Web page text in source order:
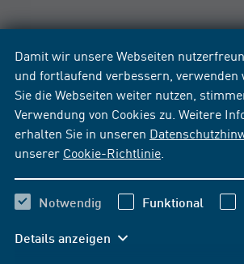
Damit wir unsere Webseiten
und fortlaufend verbessern, verwenden
Sie die Webseiten weiter nutzen,
Verwendung von Cookies zu. Weitere
erhalten Sie in unseren
unserer Cookie-Richtlinie
Notwendig Funktional
Details anzeigen